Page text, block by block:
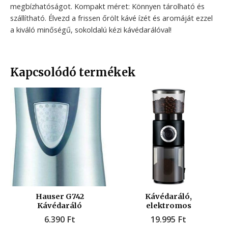
megbízhatóságot. Kompakt méret: Könnyen tárolható és
szállítható. Élvezd a frissen őrölt kávé ízét és aromáját ezzel
a kiváló minőségű, sokoldalú kézi kávédarálóval!
Kapcsolódó termékek
Hauser G742
Kávédaráló
6.390 Ft
Kávédaráló,
elektromos
19.995 Ft